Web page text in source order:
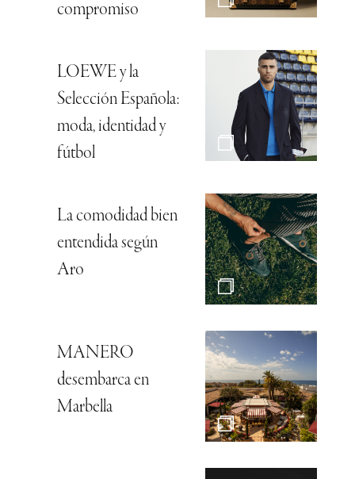
compromiso
LOEWE y la
Selección Española:
moda, identidad y
fútbol
La comodidad bien
entendida según
Aro
MANERO
desembarca en
Marbella